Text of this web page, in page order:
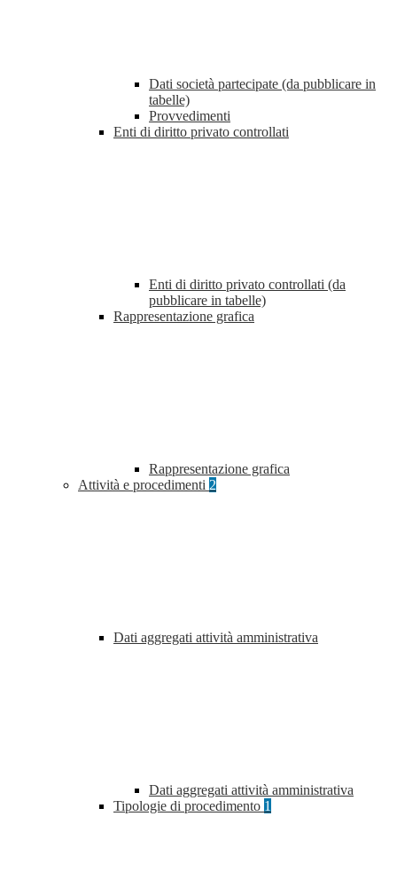
Dati società partecipate (da pubblicare in
tabelle)
Provvedimenti
Enti di diritto privato controllati
Enti di diritto privato controllati (da
pubblicare in tabelle)
Rappresentazione grafica
Rappresentazione grafica
Attività e procedimenti 2
Dati aggregati attività amministrativa
Dati aggregati attività amministrativa
Tipologie di procedimento 1